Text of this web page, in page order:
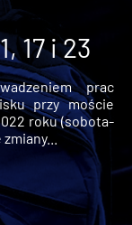
17 i 23
prac
przy moście
roku (sobota-